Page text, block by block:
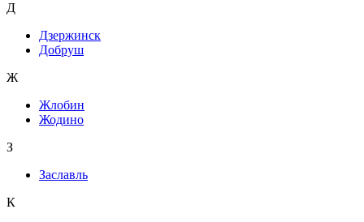
Д
Дзержинск
Добруш
Ж
Жлобин
Жодино
З
Заславль
К